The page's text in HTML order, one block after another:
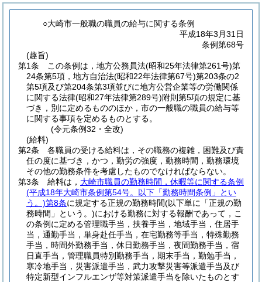
○大崎市一般職の職員の給与に関する条例
平成18年3月31日
条例第68号
(趣旨)
第1条
この条例は，地方公務員法(昭和25年法律第261号)第
24条第5項，地方自治法(昭和22年法律第67号)第203条の2
第5項及び第204条第3項並びに地方公営企業等の労働関係
に関する法律(昭和27年法律第289号)附則第5項の規定に基
づき，別に定めるもののほか，市の一般職の職員の給与等
に関する事項を定めるものとする。
(令元条例32・全改)
(給料)
第2条
各職員の受ける給料は，その職務の複雑，困難及び責
任の度に基づき，かつ，勤労の強度，勤務時間，勤務環境
その他の勤務条件を考慮したものでなければならない。
第3条
給料は， 大崎市職員の勤務時間，休暇等に関する条例
(平成18年大崎市条例第54号。以下「勤務時間条例」とい
う。)第8条に規定する正規の勤務時間(以下単に「正規の勤
務時間」という。)における勤務に対する報酬であって，こ
の条例に定める管理職手当，扶養手当，地域手当，住居手
当，通勤手当，単身赴任手当，在宅勤務等手当，特殊勤務
手当，時間外勤務手当，休日勤務手当，夜間勤務手当，宿
日直手当，管理職員特別勤務手当，期末手当，勤勉手当，
寒冷地手当，災害派遣手当，武力攻撃災害等派遣手当及び
特定新型インフルエンザ等対策派遣手当を除いたものとす